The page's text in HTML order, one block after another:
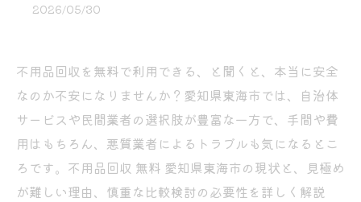
2026/05/30
不用品回収を無料で利用できる、と聞くと、本当に安全
なのか不安になりませんか？愛知県東海市では、自治体
サービスや民間業者の選択肢が豊富な一方で、手間や費
用はもちろん、悪質業者によるトラブルも気になるとこ
ろです。不用品回収 無料 愛知県東海市の現状と、見極め
が難しい理由、慎重な比較検討の必要性を詳しく解説